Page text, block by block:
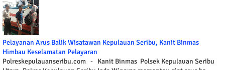
Pelayanan Arus Balik Wisatawan Kepulauan Seribu, Kanit Binmas
Himbau Keselamatan Pelayaran
Polreskepulauanseribu.com - Kanit Binmas Polsek Kepulauan Seribu